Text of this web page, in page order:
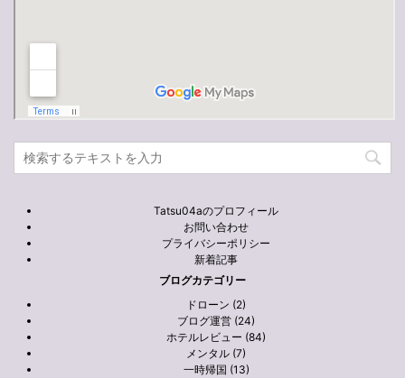
Tatsu04aのプロフィール
お問い合わせ
プライバシーポリシー
新着記事
ブログカテゴリー
ドローン (2)
ブログ運営 (24)
ホテルレビュー (84)
メンタル (7)
一時帰国 (13)